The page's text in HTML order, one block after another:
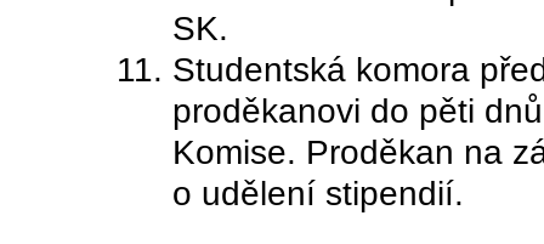
SK.
Studentská komora
proděkanovi do pěti
Komise. Proděkan na
o udělení stipendií.